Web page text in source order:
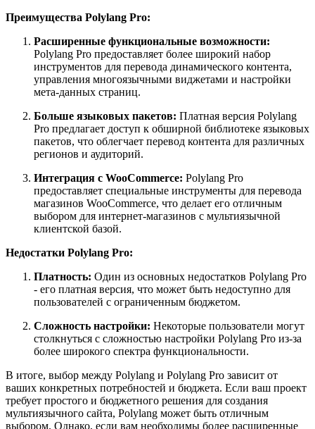
Преимущества Polylang Pro:
Расширенные функциональные возможности:
Polylang Pro предоставляет более широкий набор
инструментов для перевода динамического контента,
управления многоязычными виджетами и настройки
мета-данных страниц.
Больше языковых пакетов: Платная версия Polylang
Pro предлагает доступ к обширной библиотеке языковых
пакетов, что облегчает перевод контента для различных
регионов и аудиторий.
Интеграция с WooCommerce: Polylang Pro
предоставляет специальные инструменты для перевода
магазинов WooCommerce, что делает его отличным
выбором для интернет-магазинов с мультиязычной
клиентской базой.
Недостатки Polylang Pro:
Платность: Один из основных недостатков Polylang Pro
- его платная версия, что может быть недоступно для
пользователей с ограниченным бюджетом.
Сложность настройки: Некоторые пользователи могут
столкнуться с сложностью настройки Polylang Pro из-за
более широкого спектра функциональности.
В итоге, выбор между Polylang и Polylang Pro зависит от
ваших конкретных потребностей и бюджета. Если ваш проект
требует простого и бюджетного решения для создания
мультиязычного сайта, Polylang может быть отличным
выбором. Однако, если вам необходимы более расширенные